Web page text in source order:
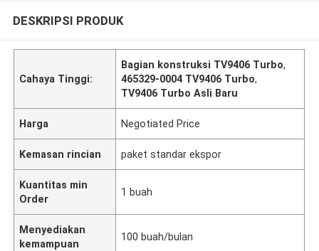
DESKRIPSI PRODUK
Cahaya Tinggi:
Bagian konstruksi TV9406 Turbo,
465329-0004 TV9406 Turbo,
TV9406 Turbo Asli Baru
Harga Negotiated Price
Kemasan rincian paket standar ekspor
Kuantitas min
Order
1 buah
Menyediakan
kemampuan
100 buah/bulan